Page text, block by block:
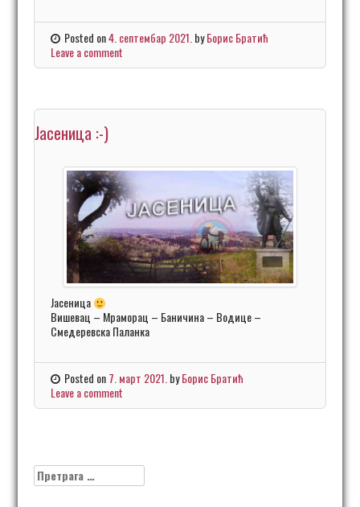
Posted on4. септембар 2021. byБорис Братић
Leave a comment
Јасеница :-)
Јасеница
Вишевац – Мраморац – Баничина – Водице –
Смедеревска Паланка
Posted on7. март 2021.byБорис Братић
Leave a comment
Претрага
за: